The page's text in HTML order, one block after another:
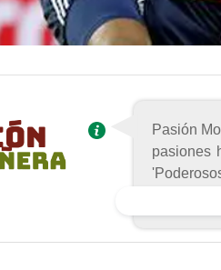
Pasión
pasiones